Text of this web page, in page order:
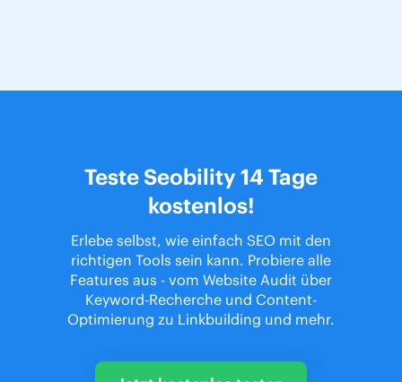
Teste Seobility 14 Tage
kostenlos!
Erlebe selbst, wie einfach SEO mit den
richtigen Tools sein kann. Probiere alle
Features aus - vom Website Audit über
Keyword-Recherche und Content-
Optimierung zu Linkbuilding und mehr.